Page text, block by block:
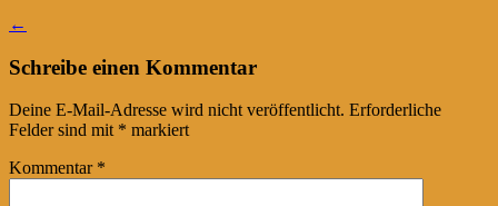
←
Schreibe einen Kommentar
Deine E-Mail-Adresse wird nicht veröffentlicht. Erforderliche
Felder sind mit * markiert
Kommentar *